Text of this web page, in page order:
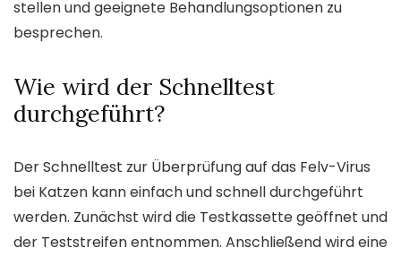
stellen und geeignete Behandlungsoptionen zu
besprechen.
Wie wird der Schnelltest
durchgeführt?
Der Schnelltest zur Überprüfung auf das Felv-Virus
bei Katzen kann einfach und schnell durchgeführt
werden. Zunächst wird die Testkassette geöffnet und
der Teststreifen entnommen. Anschließend wird eine